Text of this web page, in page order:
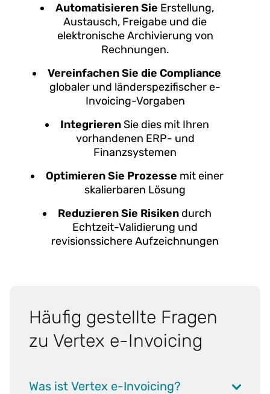
Automatisieren Sie Erstellung,
Austausch, Freigabe und die
elektronische Archivierung von
Rechnungen.
Vereinfachen Sie die Compliance
globaler und länderspezifischer e-
Invoicing-Vorgaben
IntegrierenSie dies mit Ihren
vorhandenen ERP- und
Finanzsystemen
Optimieren Sie Prozesse mit einer
skalierbaren Lösung
Reduzieren Sie Risikendurch
Echtzeit-Validierung und
revisionssichere Aufzeichnungen
Häufig gestellte Fragen
zu Vertex e-Invoicing
Was ist Vertex e-Invoicing?